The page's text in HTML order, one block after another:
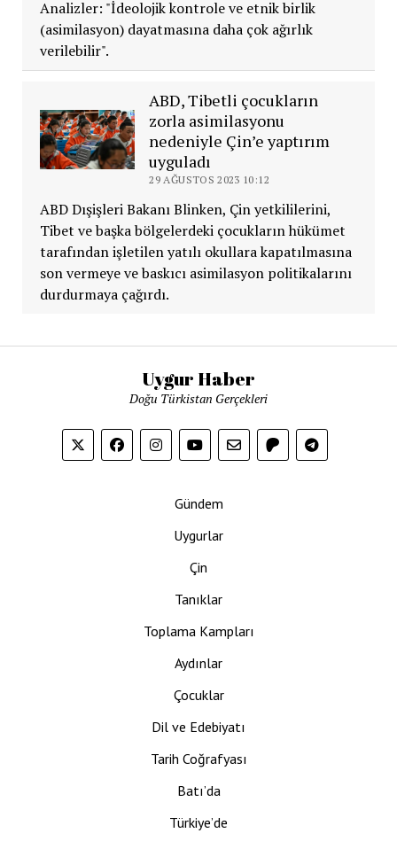
Analizler: "İdeolojik kontrole ve etnik birlik
(asimilasyon) dayatmasına daha çok ağırlık
verilebilir".
ABD, Tibetli çocukların
zorla asimilasyonu
nedeniyle Çin’e yaptırım
uyguladı
29 AĞUSTOS 2023 10:12
ABD Dışişleri Bakanı Blinken, Çin yetkililerini,
Tibet ve başka bölgelerdeki çocukların hükümet
tarafından işletilen yatılı okullara kapatılmasına
son vermeye ve baskıcı asimilasyon politikalarını
durdurmaya çağırdı.
Uygur Haber
Doğu Türkistan Gerçekleri
Gündem
Uygurlar
Çin
Tanıklar
Toplama Kampları
Aydınlar
Çocuklar
Dil ve Edebiyatı
Tarih Coğrafyası
Batı’da
Türkiye’de